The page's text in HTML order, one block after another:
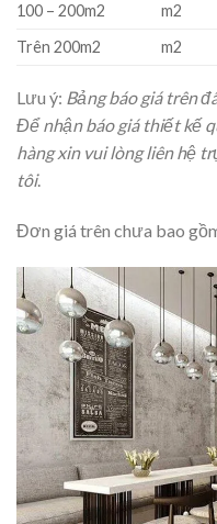
100 – 200m2
m2
Trên 200m2
m2
Lưu ý: Bảng báo giá trên
Để nhận báo giá thiết kế
hàng xin vui lòng liên hệ
tôi.
Đơn giá trên chưa bao